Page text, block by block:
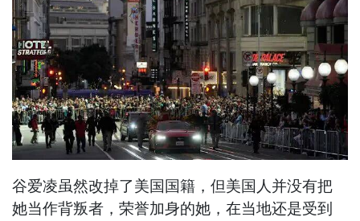
谷爱凌虽然改掉了美国国籍，但美国人并没有把
她当作背叛者，荣誉加身的她，在当地还是受到